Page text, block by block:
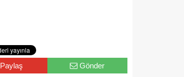
Paylaş Gönder